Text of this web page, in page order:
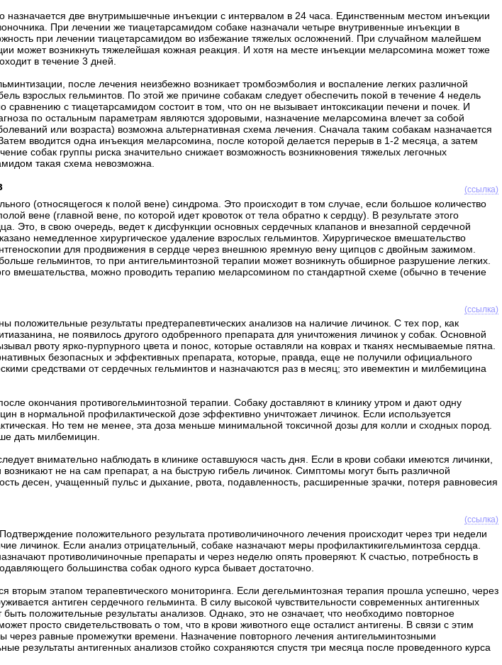
две внутримышечные инъекции с интервалом в 24 часа. Единственным местом инъекции
При лечении же тиацетарсамидом собаке назначали четыре внутривенные инъекции в
при лечении тиацетарсамидом во избежание тяжелых осложнений. При случайном малейшем
может возникнуть тяжелейшая кожная реакция. И хотя на месте инъекции меларсомина может тоже
в течение 3 дней.
после лечения неизбежно возникает тромбоэмболия и воспаление легких различной
взрослых гельминтов. По этой же причине собакам следует обеспечить покой в течение 4 недель
с тиацетарсамидом состоит в том, что он не вызывает интоксикации печени и почек. И
по остальным параметрам являются здоровыми, назначение меларсомина влечет за собой
или возраста) возможна альтернативная схема лечения. Сначала таким собакам назначается
вводится одна инъекция меларсомина, после которой делается перерыв в 1-2 месяца, а затем
собак группы риска значительно снижает возможность возникновения тяжелых легочных
такая схема невозможна.
(ссылка)
(относящегося к полой вене) синдрома. Это происходит в том случае, если большое количество
вене (главной вене, по которой идет кровоток от тела обратно к сердцу). В результате этого
Это, в свою очередь, ведет к дисфункции основных сердечных клапанов и внезапной сердечной
немедленное хирургическое удаление взрослых гельминтов. Хирургическое вмешательство
для продвижения в сердце через внешнюю яремную вену щипцов с двойным зажимом.
гельминтов, то при антигельминтозной терапии может возникнуть обширное разрушение легких.
вмешательства, можно проводить терапию меларсомином по стандартной схеме (обычно в течение
(ссылка)
положительные результаты предтерапевтических анализов на наличие личинок. С тех пор, как
не появилось другого одобренного препарата для уничтожения личинок у собак. Основной
рвоту ярко-пурпурного цвета и понос, которые оставляли на коврах и тканях несмываемые пятна.
безопасных и эффективных препарата, которые, правда, еще не получили официального
средствами от сердечных гельминтов и назначаются раз в месяц; это ивемектин и милбемицина
окончания противогельминтозной терапии. Собаку доставляют в клинику утром и дают одну
в нормальной профилактической дозе эффективно уничтожает личинок. Если используется
Но тем не менее, эта доза меньше минимальной токсичной дозы для колли и сходных пород.
дать милбемицин.
внимательно наблюдать в клинике оставшуюся часть дня. Если в крови собаки имеются личинки,
не на сам препарат, а на быструю гибель личинок. Симптомы могут быть различной
десен, учащенный пульс и дыхание, рвота, подавленность, расширенные зрачки, потеря равновесия
(ссылка)
положительного результата противоличиночного лечения происходит через три недели
личинок. Если анализ отрицательный, собаке назначают меры профилактикигельминтоза сердца.
противоличиночные препараты и через неделю опять проверяют. К счастью, потребность в
большинства собак одного курса бывает достаточно.
вторым этапом терапевтического мониторинга. Если дегельминтозная терапия прошла успешно, через
антиген сердечного гельминта. В силу высокой чувствительности современных антигенных
положительные результаты анализов. Однако, это не означает, что необходимо повторное
просто свидетельствовать о том, что в крови животного еще осталист антигены. В связи с этим
через равные промежутки времени. Назначение повторного лечения антигельминтозными
результаты антигенных анализов стойко сохраняются спустя три месяца после проведенного курса